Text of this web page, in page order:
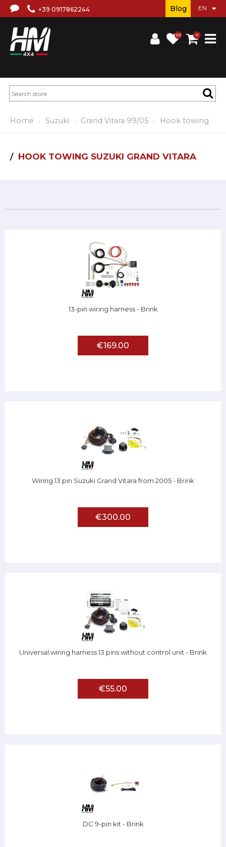
+39 0917862244
(0) 0
Blog
Home Suzuki Grand Vitara 99/05 Hook towing
HOOK TOWING SUZUKI GRAND VITARA
13-pin wiring harness - Brink
€169.00
Wiring 13 pin Suzuki Grand Vitara from 2005 - Brink
€300.00
Universal wiring harness 13 pins without control unit - Brink
€55.00
DC 9-pin kit - Brink